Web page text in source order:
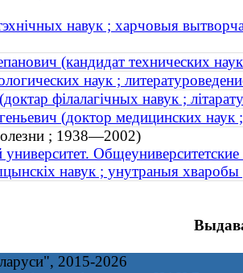
навук ; харчовыя
(кандидат технических
наук ;
філалагічных навук ;
(доктор медицинских
; 1938—2002)
навук ; унутраныя
2015-2026